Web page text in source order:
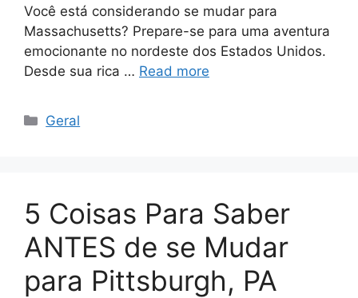
Você está considerando se mudar para
Massachusetts? Prepare-se para uma aventura
emocionante no nordeste dos Estados Unidos.
Desde sua rica … Read more
Categories
Geral
5 Coisas Para Saber
ANTES de se Mudar
para Pittsburgh, PA